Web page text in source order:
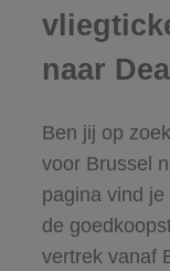
naar
Ben jij op
voor Brussel
pagina vind je
de
vertrek vanaf